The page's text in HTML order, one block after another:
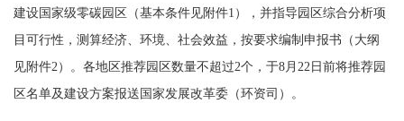
建设国家级零碳园区（基本条件见附件1），并指导园区综合分析项
目可行性，测算经济、环境、社会效益，按要求编制申报书（大纲
见附件2）。各地区推荐园区数量不超过2个，于8月22日前将推荐园
区名单及建设方案报送国家发展改革委（环资司）。